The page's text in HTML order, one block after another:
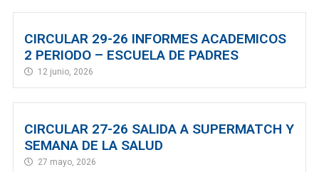
CIRCULAR 29-26 INFORMES ACADEMICOS
2 PERIODO – ESCUELA DE PADRES
12 junio, 2026
CIRCULAR 27-26 SALIDA A SUPERMATCH Y
SEMANA DE LA SALUD
27 mayo, 2026